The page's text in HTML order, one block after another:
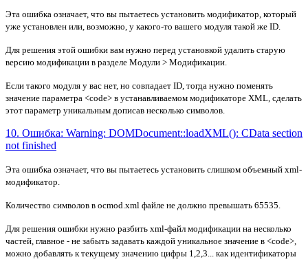
Эта ошибка означает, что вы пытаетесь установить модификатор, который
уже установлен или, возможно, у какого-то вашего модуля такой же ID.
Для решения этой ошибки вам нужно перед установкой удалить старую
версию модификации в разделе Модули > Модификации.
Если такого модуля у вас нет, но совпадает ID, тогда нужно поменять
значение параметра <code> в устанавливаемом модификаторе XML, сделать
этот параметр уникальным дописав несколько символов.
10. Ошибка: Warning: DOMDocument::loadXML(): CData section
not finished
Эта ошибка означает, что вы пытаетесь установить слишком объемный xml-
модификатор.
Количество символов в ocmod.xml файле не должно превышать 65535
Для решения ошибки нужно разбить xml-файл модификации на несколько
частей, главное - не забыть задавать каждой уникальное значение в <code>,
можно добавлять к текущему значению цифры 1,2,3... как идентификаторы